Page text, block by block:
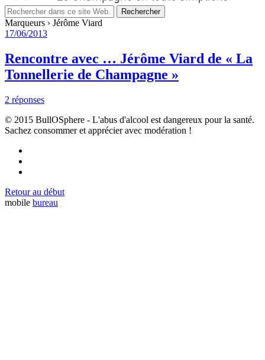
Marqueurs › Jérôme Viard
17/06/2013
Rencontre avec … Jérôme Viard de « La
Tonnellerie de Champagne »
2 réponses
© 2015 BullOSphere - L'abus d'alcool est dangereux pour la santé.
Sachez consommer et apprécier avec modération !
Retour au début
mobile bureau